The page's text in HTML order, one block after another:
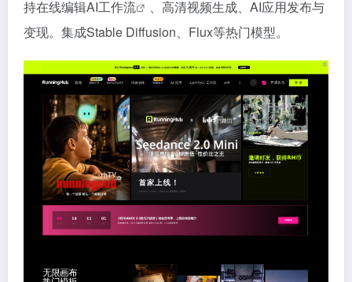
持在线编辑AI工作流
、高清视频生成、AI应用发布与
变现。集成Stable Diffusion、Flux等热门模型。